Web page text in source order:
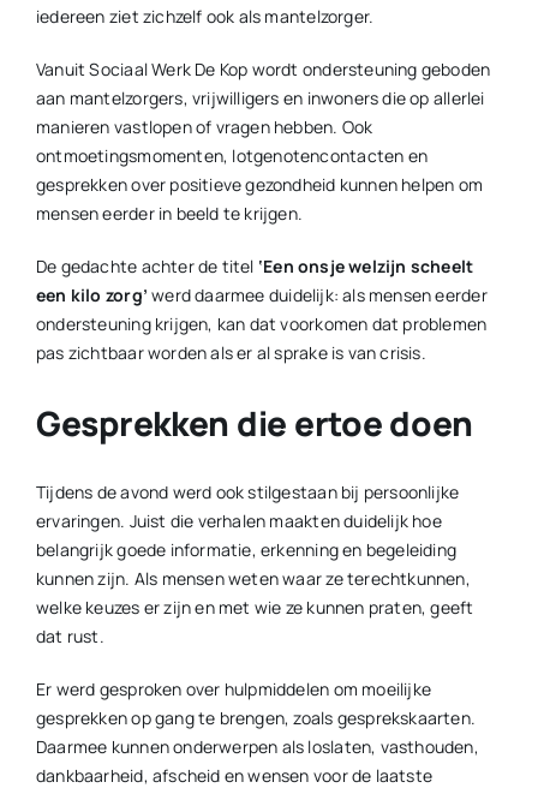
iedereen ziet zichzelf ook als mantelzorger.
Vanuit Sociaal Werk De Kop wordt ondersteuning geboden
aan mantelzorgers, vrijwilligers en inwoners die op allerlei
manieren vastlopen of vragen hebben. Ook
ontmoetingsmomenten, lotgenotencontacten en
gesprekken over positieve gezondheid kunnen helpen om
mensen eerder in beeld te krijgen.
De gedachte achter de titel ‘Een onsje welzijn scheelt
een kilo zorg’ werd daarmee duidelijk: als mensen eerder
ondersteuning krijgen, kan dat voorkomen dat problemen
pas zichtbaar worden als er al sprake is van crisis.
Gesprekken die ertoe doen
Tijdens de avond werd ook stilgestaan bij persoonlijke
ervaringen. Juist die verhalen maakten duidelijk hoe
belangrijk goede informatie, erkenning en begeleiding
kunnen zijn. Als mensen weten waar ze terechtkunnen,
welke keuzes er zijn en met wie ze kunnen praten, geeft
dat rust.
Er werd gesproken over hulpmiddelen om moeilijke
gesprekken op gang te brengen, zoals gesprekskaarten.
Daarmee kunnen onderwerpen als loslaten, vasthouden,
dankbaarheid, afscheid en wensen voor de laatste